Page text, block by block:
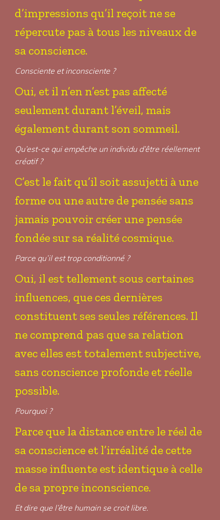
d’impressions qu’il reçoit ne se
répercute pas à tous les niveaux de
sa conscience.
Consciente et inconsciente ?
Oui, et il n’en n’est pas affecté
seulement durant l’éveil, mais
également durant son sommeil.
Qu’est-ce qui empêche un individu d’être réellement
créatif ?
C’est le fait qu’il soit assujetti à une
forme ou une autre de pensée sans
jamais pouvoir créer une pensée
fondée sur sa réalité cosmique.
Parce qu’il est trop conditionné ?
Oui, il est tellement sous certaines
influences, que ces dernières
constituent ses seules références. Il
ne comprend pas que sa relation
avec elles est totalement subjective,
sans conscience profonde et réelle
possible.
Pourquoi ?
Parce que la distance entre le réel de
sa conscience et l’irréalité de cette
masse influente est identique à celle
de sa propre inconscience.
Et dire que l’être humain se croit libre.